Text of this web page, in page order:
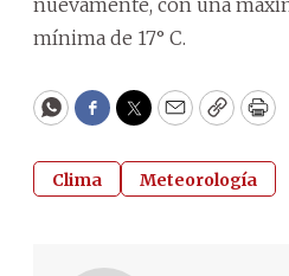
mínima de 17° C.
WhatsApp
Facebook
Twitter
EmailCopy
Clima Meteorología